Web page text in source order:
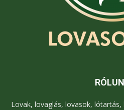
Lovak, lovaglás, lovasok,